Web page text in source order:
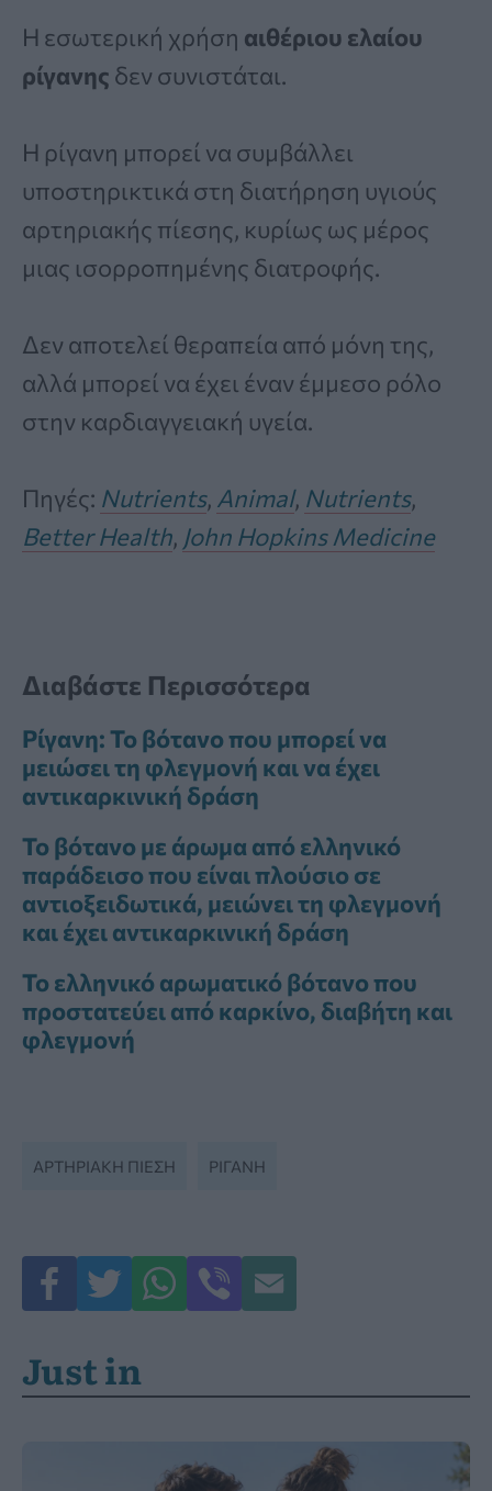
Η εσωτερική χρήση αιθέριου ελαίου
ρίγανης δεν συνιστάται.
Η ρίγανη μπορεί να συμβάλλει
υποστηρικτικά στη διατήρηση υγιούς
αρτηριακής πίεσης, κυρίως ως μέρος
μιας ισορροπημένης διατροφής.
Δεν αποτελεί θεραπεία από μόνη της,
αλλά μπορεί να έχει έναν έμμεσο ρόλο
στην καρδιαγγειακή υγεία.
Πηγές: Nutrients, Animal, Nutrients,
Better Health, John Hopkins Medicine
Διαβάστε Περισσότερα
Ρίγανη: Το βότανο που μπορεί να
μειώσει τη φλεγμονή και να έχει
αντικαρκινική δράση
Το βότανο με άρωμα από ελληνικό
παράδεισο που είναι πλούσιο σε
αντιοξειδωτικά, μειώνει τη φλεγμονή
και έχει αντικαρκινική δράση
Το ελληνικό αρωματικό βότανο που
προστατεύει από καρκίνο, διαβήτη και
φλεγμονή
ΑΡΤΗΡΙΑΚΉ ΠΊΕΣΗ ΡΊΓΑΝΗ
Just in